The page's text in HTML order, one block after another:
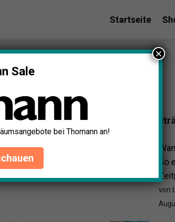
Startseite
Beliebte
So
von
Sale
bei Thomann an!
×